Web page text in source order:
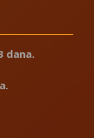
dana.